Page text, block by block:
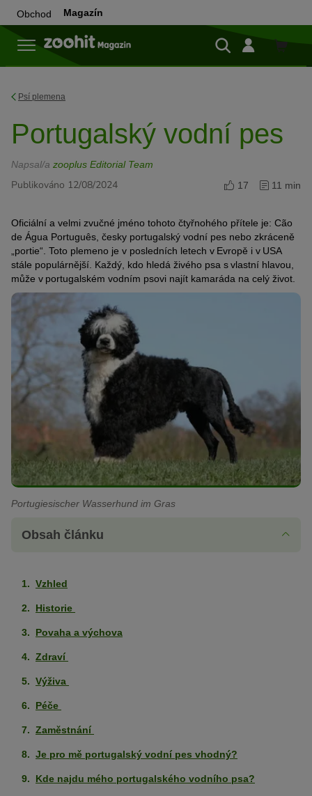
Obchod Magazín
Do
Psí plemena
Portugalský vodní pes
Napsal/a zooplus Editorial Team
Publikováno 12/08/2024 17 11 min
Oficiální a velmi zvučné jméno tohoto čtyřnohého přítele je: Cão
de Água Português, česky portugalský vodní pes nebo zkráceně
„portie“. Toto plemeno je v posledních letech v Evropě i v USA
stále populárnější. Každý, kdo hledá živého psa s vlastní hlavou,
může v portugalském vodním psovi najít kamaráda na celý život.
Portugiesischer Wasserhund im Gras
Obsah článku
Vzhled
Historie
Povaha a výchova
Zdraví
Výživa
Péče
Zaměstnání
Je pro mě portugalský vodní pes vhodný?
Kde najdu mého portugalského vodního psa?